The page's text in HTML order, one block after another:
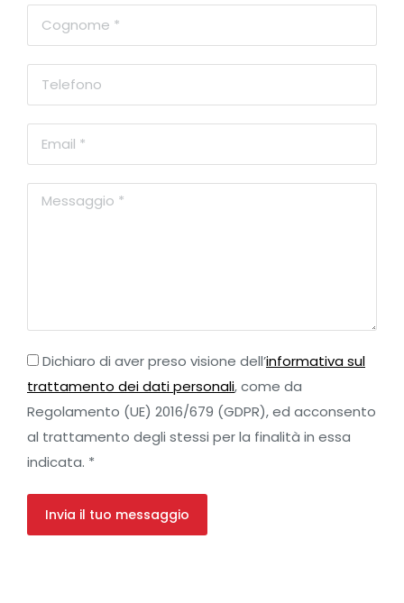
Dichiaro di aver preso visione dell’informativa sul
trattamento dei dati personali, come da
Regolamento (UE) 2016/679 (GDPR), ed acconsento
al trattamento degli stessi per la finalità in essa
indicata. *
Invia il tuo messaggio